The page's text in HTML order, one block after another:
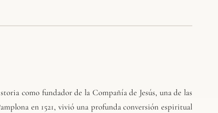
como fundador de la Compañía de Jesús, una de las
en 1521, vivió una profunda conversión espiritual